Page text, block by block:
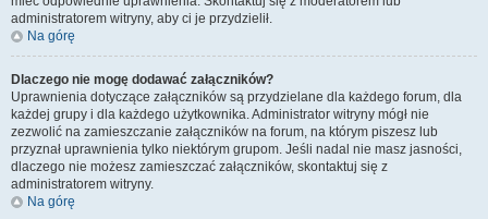
administratorem witryny, aby ci je przydzielił.
Na górę
Dlaczego nie mogę dodawać załączników?
Uprawnienia dotyczące załączników są przydzielane dla każdego forum, dla
każdej grupy i dla każdego użytkownika. Administrator witryny mógł nie
zezwolić na zamieszczanie załączników na forum, na którym piszesz lub
przyznał uprawnienia tylko niektórym grupom. Jeśli nadal nie masz jasności,
dlaczego nie możesz zamieszczać załączników, skontaktuj się z
administratorem witryny.
Na górę